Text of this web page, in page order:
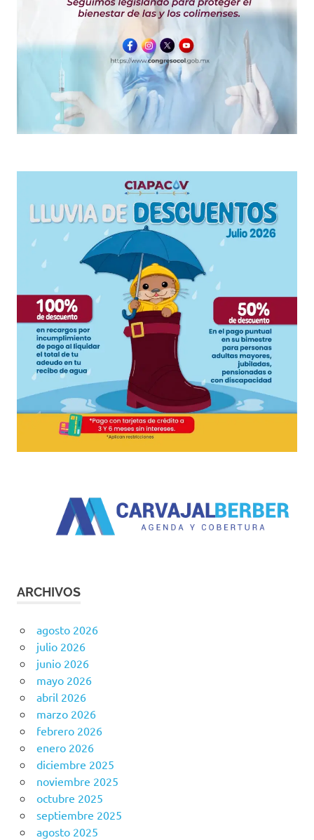
ARCHIVOS
agosto 2026
julio 2026
junio 2026
mayo 2026
abril 2026
marzo 2026
febrero 2026
enero 2026
diciembre 2025
noviembre 2025
octubre 2025
septiembre 2025
agosto 2025